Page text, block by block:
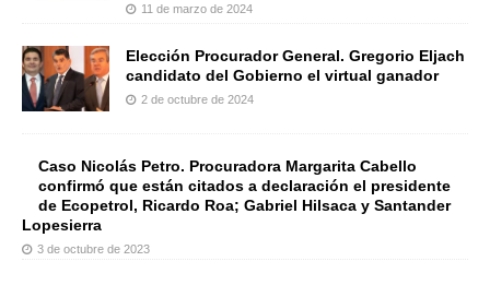
11 de marzo de 2024
Elección Procurador General. Gregorio Eljach
candidato del Gobierno el virtual ganador
2 de octubre de 2024
Caso Nicolás Petro. Procuradora Margarita Cabello
confirmó que están citados a declaración el presidente
de Ecopetrol, Ricardo Roa; Gabriel Hilsaca y Santander
Lopesierra
3 de octubre de 2023